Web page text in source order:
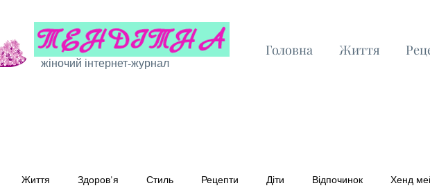
жіночий інтернет-журнал
Головна Життя
Життя Здоров'я Стиль Рецепти Діти Відпочинок Хенд